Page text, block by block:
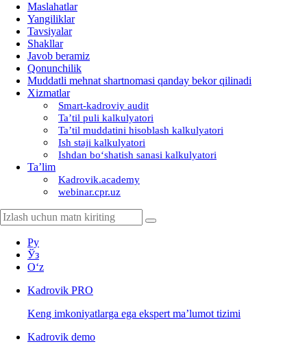
Maslahatlar
Yangiliklar
Tavsiyalar
Shakllar
Javob beramiz
Qonunchilik
Muddatli mehnat shartnomasi qanday bekor qilinadi
Xizmatlar
Smart-kadroviy audit
Ta’til puli kalkulyatori
Ta’til muddatini hisoblash kalkulyatori
Ish staji kalkulyatori
Ishdan boʻshatish sanasi kalkulyatori
Ta’lim
Kadrovik.academy
webinar.cpr.uz
Ру
Ўз
Oʻz
Kadrovik PRO
Keng imkoniyatlarga ega ekspert ma’lumot tizimi
Kadrovik demo